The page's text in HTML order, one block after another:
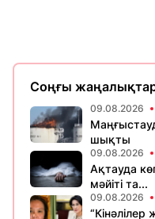
Соңғы
09.08.2026
шықты
09.08.2026
Ақтауда
мәйіті та...
09.08.2026